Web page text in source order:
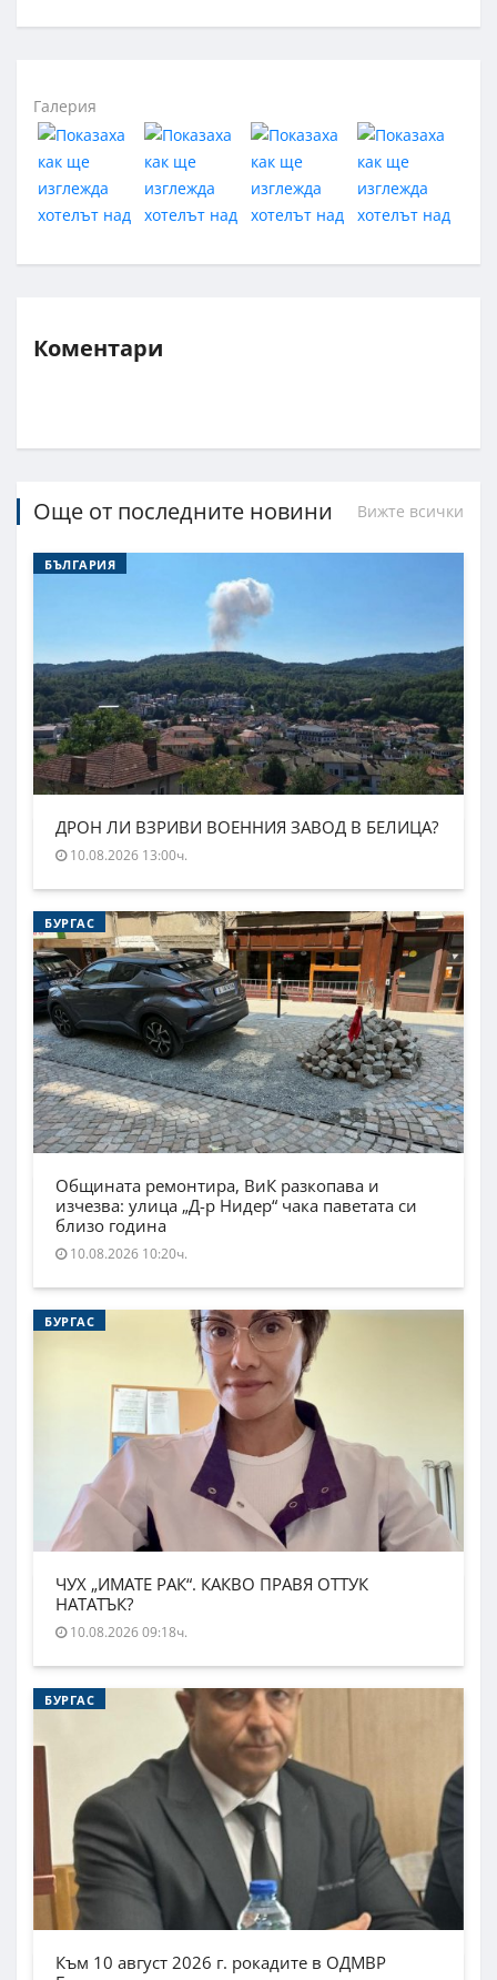
Галерия
Коментари
Още от последните новини Вижте всички
БЪЛГАРИЯ
ДРОН ЛИ ВЗРИВИ ВОЕННИЯ ЗАВОД В БЕЛИЦА?
10.08.2026 13:00ч.
БУРГАС
Общината ремонтира, ВиК разкопава и
изчезва: улица „Д-р Нидер“ чака паветата си
близо година
10.08.2026 10:20ч.
БУРГАС
ЧУХ „ИМАТЕ РАК“. КАКВО ПРАВЯ ОТТУК
НАТАТЪК?
10.08.2026 09:18ч.
БУРГАС
Към 10 август 2026 г. рокадите в ОДМВР